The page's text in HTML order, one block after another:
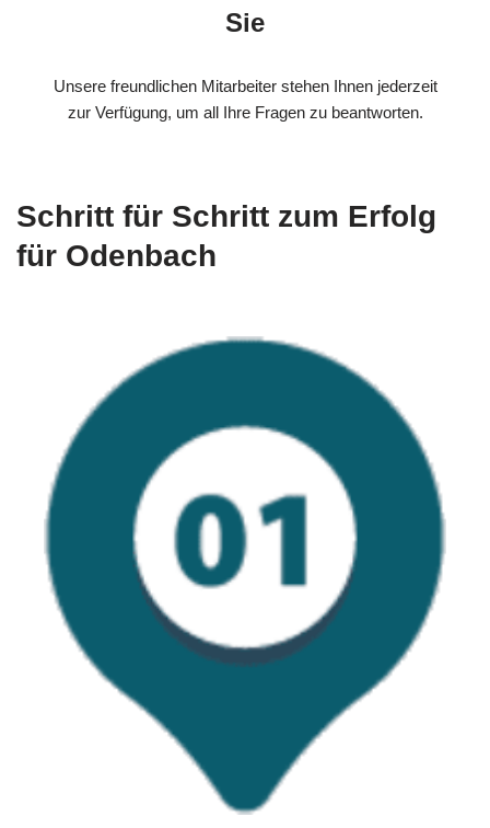
Sie
Unsere freundlichen Mitarbeiter stehen Ihnen jederzeit
zur Verfügung, um all Ihre Fragen zu beantworten.
Schritt für Schritt zum Erfolg
für Odenbach